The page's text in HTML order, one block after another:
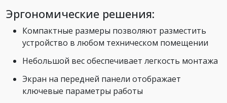
Эргономические решения:
Компактные размеры позволяют разместить
устройство в любом техническом помещении
Небольшой вес обеспечивает легкость монтажа
Экран на передней панели отображает
ключевые параметры работы